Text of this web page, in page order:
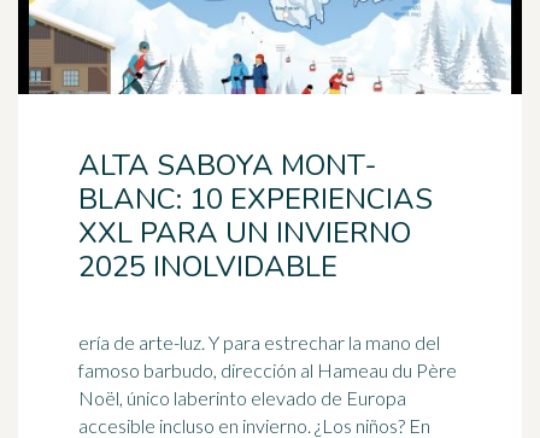
ALTA SABOYA MONT-
BLANC: 10 EXPERIENCIAS
XXL PARA UN INVIERNO
2025 INOLVIDABLE
ería de arte-luz. Y para estrechar la mano del
famoso barbudo, dirección al Hameau du Père
Noël, único laberinto elevado de Europa
accesible incluso en invierno. ¿Los niños? En